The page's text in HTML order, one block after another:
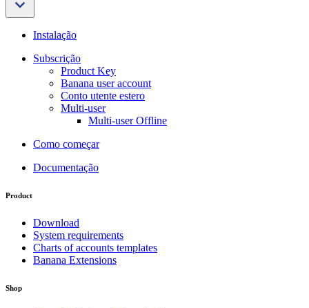
Instalação
Subscrição
Product Key
Banana user account
Conto utente estero
Multi-user
Multi-user Offline
Como começar
Documentação
Product
Download
System requirements
Charts of accounts templates
Banana Extensions
Shop